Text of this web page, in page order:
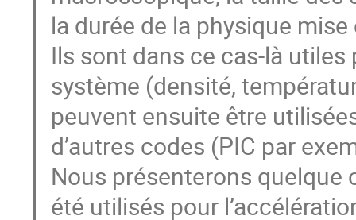
la durée de la physique
Ils sont dans ce cas-là
système (densité,
peuvent ensuite être
d’autres codes (PIC par
Nous présenterons
été utilisés pour